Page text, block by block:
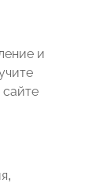
и
сайте